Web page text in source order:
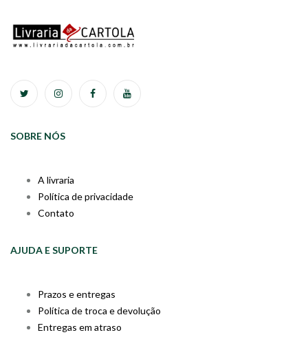
SOBRE NÓS
A livraria
Política de privacidade
Contato
AJUDA E SUPORTE
Prazos e entregas
Política de troca e devolução
Entregas em atraso